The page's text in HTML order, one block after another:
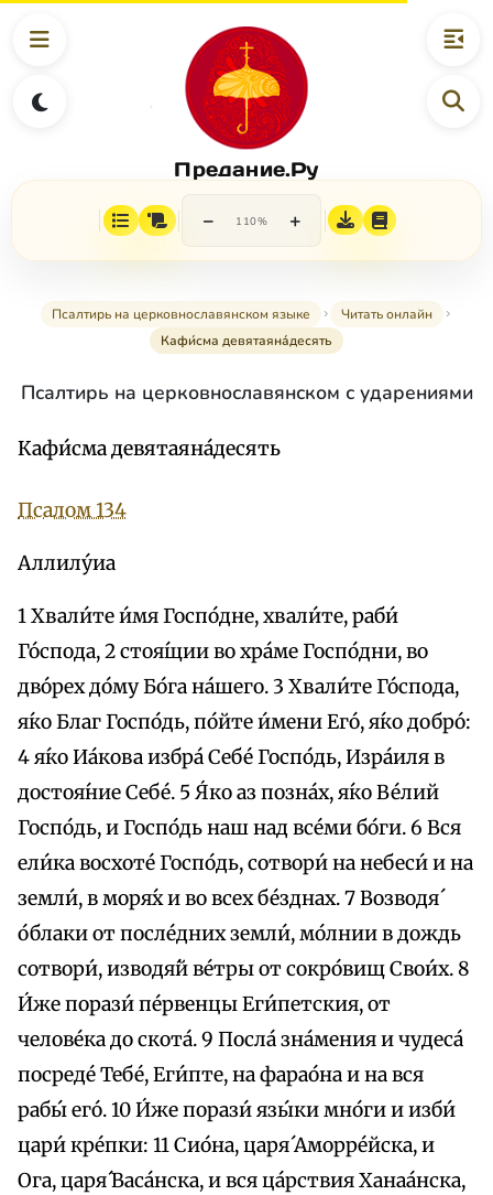
Предание.Ру
− 110% +
Псалтирь на церковнославянском языке
Читать онлайн
Кафи́сма девятаяна́десять
Псалтирь на церковнославянском с ударениями
Кафи́сма девятаяна́десять
Псалом 134
Аллилу́иа
1 Хвали́те и́мя Госпо́дне, хвали́те, раби́
Го́спода, 2 стоя́щии во хра́ме Госпо́дни, во
дво́рех до́му Бо́га на́шего. 3 Хвали́те Го́спода,
я́ко Благ Госпо́дь, по́йте и́мени Его́, я́ко добро́:
4 я́ко Иа́кова избра́ Себе́ Госпо́дь, Изра́иля в
достоя́ние Себе́. 5 Я́ко аз позна́х, я́ко Ве́лий
Госпо́дь, и Госпо́дь наш над все́ми бо́ги. 6 Вся
ели́ка восхоте́ Госпо́дь, сотвори́ на небеси́ и на
земли́, в моря́х и во всех бе́зднах. 7 Возводя́
о́блаки от после́дних земли́, мо́лнии в дождь
сотвори́, изводя́й ве́тры от сокро́вищ Свои́х. 8
И́же порази́ пе́рвенцы Еги́петския, от
челове́ка до скота́. 9 Посла́ зна́мения и чудеса́
посреде́ Тебе́, Еги́пте, на фарао́на и на вся
рабы́ eго́. 10 И́же порази́ язы́ки мно́ги и изби́
цари́ кре́пки: 11 Сио́на, царя́ Аморре́йска, и
Ога, царя́ Васа́нска, и вся ца́рствия Ханаа́нска,